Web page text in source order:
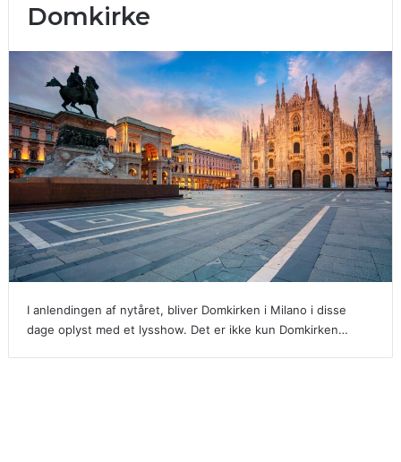
Domkirke
I anlendingen af nytåret, bliver Domkirken i Milano i disse
dage oplyst med et lysshow. Det er ikke kun Domkirken…